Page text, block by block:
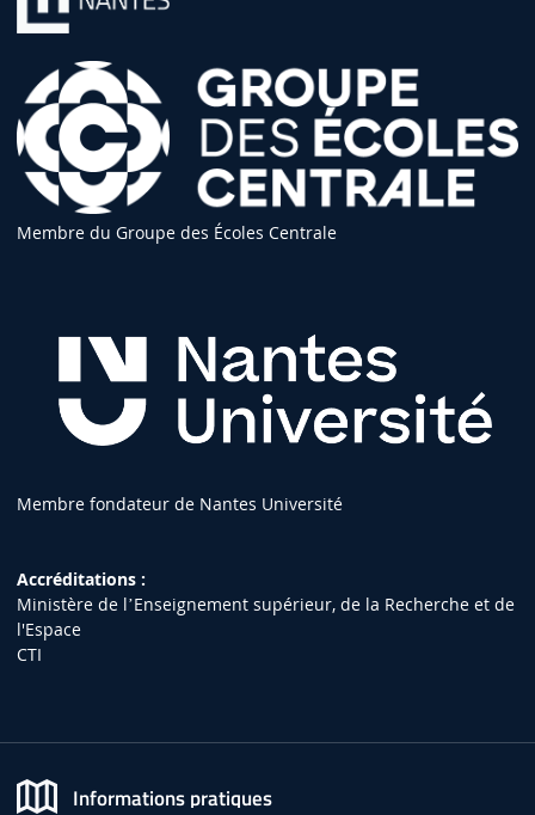
Membre du Groupe des Écoles Centrale
Membre fondateur de Nantes Université
Accréditations :
Ministère de lʼEnseignement supérieur, de la Recherche et de
l'Espace
CTI
Informations pratiques